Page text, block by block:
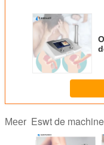
Meer Eswt de